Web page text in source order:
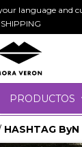
language and
SHIPPING
PRODUCTOS
HASHTAG ByN